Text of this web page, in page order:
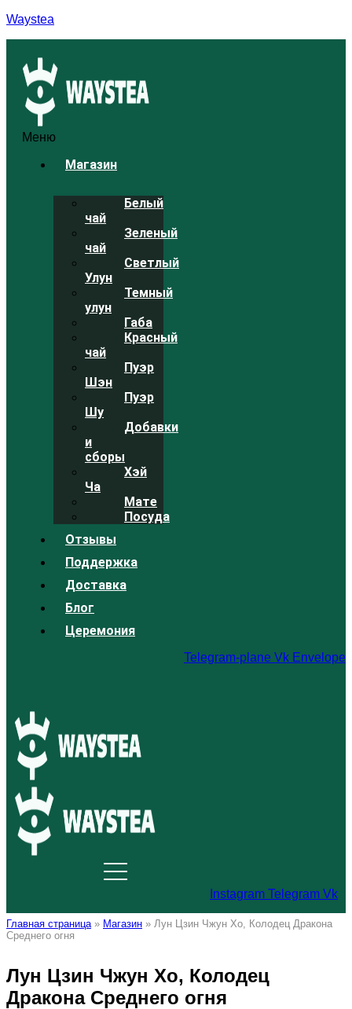
Waystea
Меню
Магазин
Белый
чай
Зеленый
чай
Светлый
Улун
Темный
улун
Габа
Красный
чай
Пуэр
Шэн
Пуэр
Шу
Добавки
и
сборы
Хэй
Ча
Мате
Посуда
Отзывы
Поддержка
Доставка
Блог
Церемония
Telegram-plane Vk Envelope
Instagram Telegram Vk
Главная страница» Магазин » Лун Цзин Чжун Хо, Колодец Дракона
Среднего огня
Лун Цзин Чжун Хо, Колодец
Дракона Среднего огня